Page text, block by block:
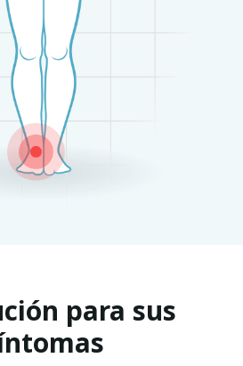
para sus